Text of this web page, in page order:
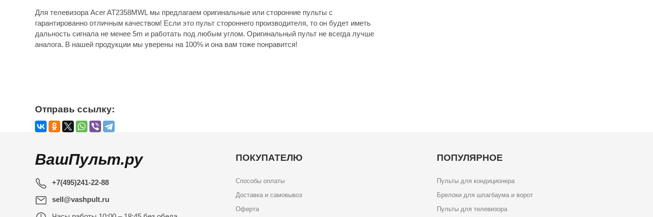
Для телевизора Acer AT2358MWL мы предлагаем оригинальные или сторонние пульты с
гарантированно отличным качеством! Если это пульт стороннего производителя, то он будет иметь
дальность сигнала не менее 5m и работать под любым углом. Оригинальный пульт не всегда лучше
аналога. В нашей продукции мы уверены на 100% и она вам тоже понравится!
Отправь ссылку:
ВашПульт.ру
+7(495)241-22-88
sell@vashpult.ru
ПОКУПАТЕЛЮ
Способы оплаты
Доставка и самовывоз
Оферта
ПОПУЛЯРНОЕ
Пульты для кондиционера
Брелоки для шлагбаума и ворот
Пульты для телевизора